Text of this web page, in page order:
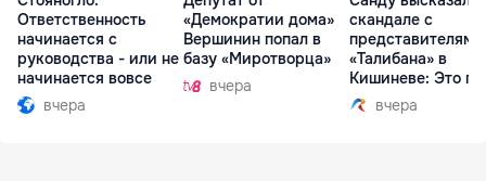
Ответственность
начинается с
руководства - или не
начинается вовсе
вчера
«Демократии дома»
Вершинин попал в
базу «Миротворца»
вчера
скандале с
представителями
«Талибана» в
Кишиневе: Это
вчера